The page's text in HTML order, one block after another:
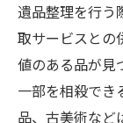
遺品整理を行う
取サービスとの
値のある品が見
一部を相殺でき
品、古美術など